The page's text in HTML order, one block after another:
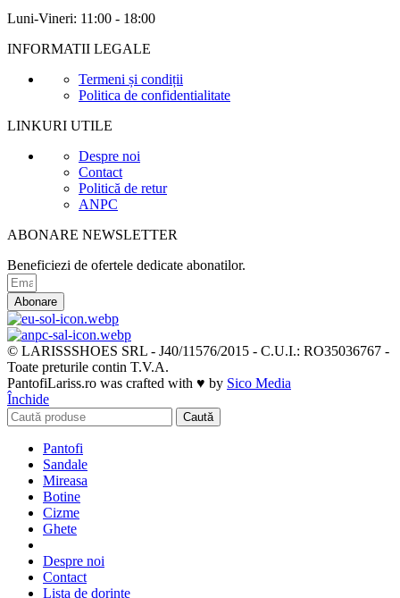
Luni-Vineri: 11:00 - 18:00
INFORMATII LEGALE
Termeni și condiții
Politica de confidentialitate
LINKURI UTILE
Despre noi
Contact
Politică de retur
ANPC
ABONARE NEWSLETTER
Beneficiezi de ofertele dedicate abonatilor.
Abonare
© LARISSSHOES SRL - J40/11576/2015 - C.U.I.: RO35036767 -
Toate preturile contin T.V.A.
PantofiLariss.ro was crafted with ♥ by Sico Media
Închide
Caută
Pantofi
Sandale
Mireasa
Botine
Cizme
Ghete
Despre noi
Contact
Lista de dorințe